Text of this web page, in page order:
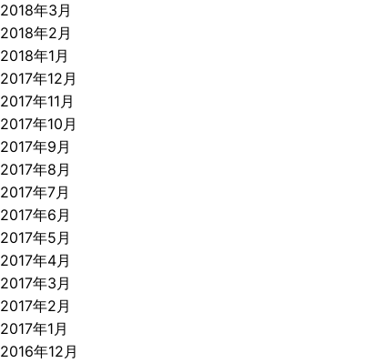
2018年3月
2018年2月
2018年1月
2017年12月
2017年11月
2017年10月
2017年9月
2017年8月
2017年7月
2017年6月
2017年5月
2017年4月
2017年3月
2017年2月
2017年1月
2016年12月